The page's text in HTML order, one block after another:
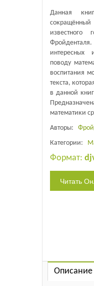
Данная
известного
поводу
воспитания
текста,
в данной
математики
Авторы:
Категории:
Формат:
Описание